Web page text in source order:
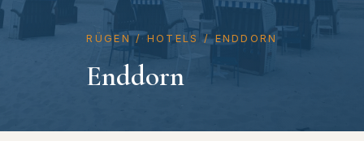
RÜGEN/ HOTELS / ENDDORN
Enddorn